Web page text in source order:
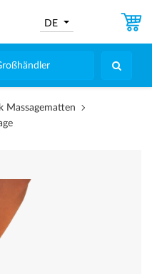
DE
Massagematten